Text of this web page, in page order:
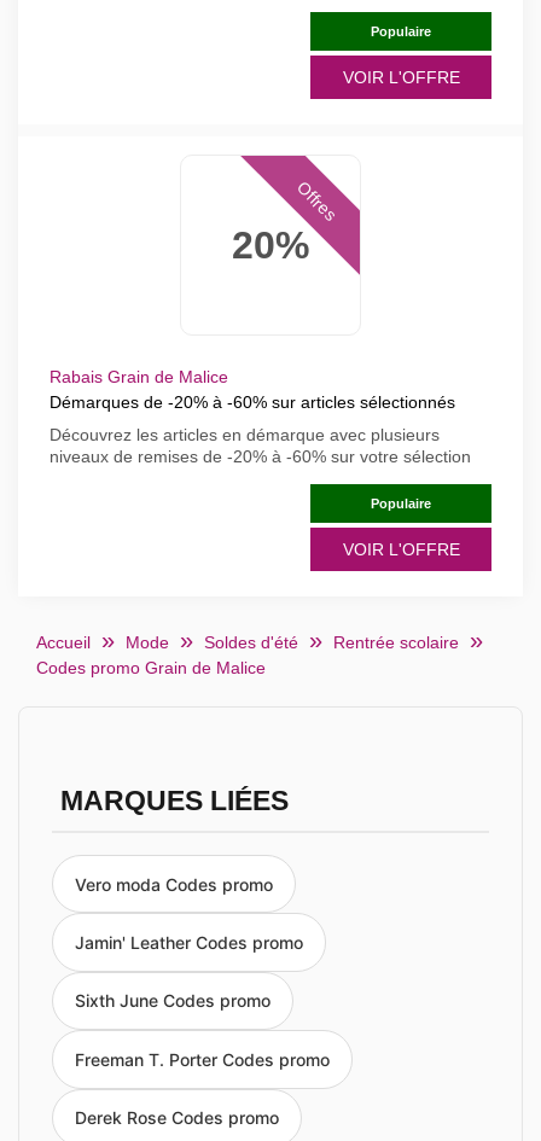
Populaire
VOIR L'OFFRE
20%
Offres
Rabais Grain de Malice
Démarques de -20% à -60% sur articles sélectionnés
Découvrez les articles en démarque avec plusieurs
niveaux de remises de -20% à -60% sur votre sélection
Populaire
VOIR L'OFFRE
Accueil Mode Soldes d'été
Rentrée scolaire
Codes promo Grain de Malice
MARQUES LIÉES
Vero moda Codes promo
Jamin' Leather Codes promo
Sixth June Codes promo
Freeman T. Porter Codes promo
Derek Rose Codes promo